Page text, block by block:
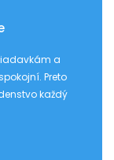
a
Preto
každý